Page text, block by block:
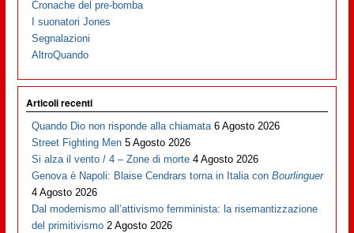
Cronache del pre-bomba
I suonatori Jones
Segnalazioni
AltroQuando
Articoli recenti
Quando Dio non risponde alla chiamata 6 Agosto 2026
Street Fighting Men 5 Agosto 2026
Si alza il vento / 4 – Zone di morte 4 Agosto 2026
Genova è Napoli: Blaise Cendrars torna in Italia conBourlinguer
4 Agosto 2026
Dal modernismo all’attivismo femminista: la risemantizzazione
del primitivismo 2 Agosto 2026